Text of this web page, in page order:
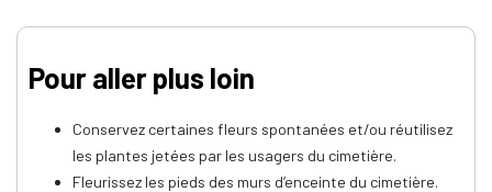
Pour aller plus loin
Conservez certaines fleurs spontanées et/ou réutilisez
les plantes jetées par les usagers du cimetière.
Fleurissez les pieds des murs d’enceinte du cimetière.